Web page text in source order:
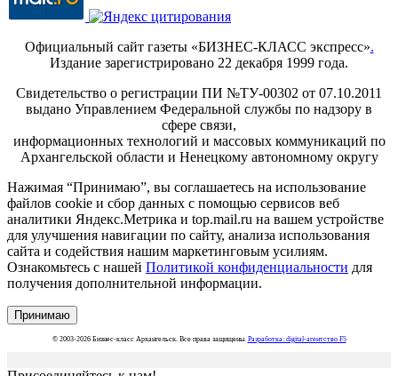
Официальный сайт газеты «БИЗНЕС-КЛАСС экспресс».
Издание зарегистрировано 22 декабря 1999 года.
Свидетельство о регистрации ПИ №ТУ-00302 от 07.10.2011
выдано Управлением Федеральной службы по надзору в
сфере связи,
информационных технологий и массовых коммуникаций по
Архангельской области и Ненецкому автономному округу
Нажимая “Принимаю”, вы соглашаетесь на использование
файлов cookie и сбор данных с помощью сервисов веб
аналитики Яндекс.Метрика и top.mail.ru на вашем устройстве
для улучшения навигации по сайту, анализа использования
сайта и содействия нашим маркетинговым усилиям.
Ознакомьтесь с нашей Политикой конфиденциальности для
получения дополнительной информации.
Принимаю
© 2003-2026 Бизнес-класс Архангельск. Все права защищены. Разработка: digital-агентство F5